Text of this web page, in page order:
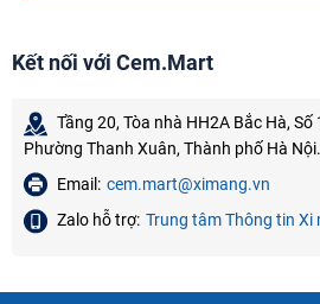
Kết nối với Cem.Mart
Tầng 20, Tòa nhà HH2A Bắc Hà,
Phường Thanh Xuân, Thành phố Hà Nội.
Email: cem.mart@ximang.vn
Zalo hỗ trợ: Trung tâm Thông tin Xi